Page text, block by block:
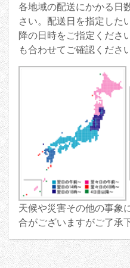
各地域の配送にかかる日
さい。配送日を指定した
降の日時をご指定くださ
も合わせてご確認ください
天候や災害その他の事象
合がございますがご了承